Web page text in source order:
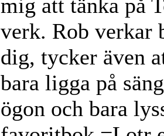
mig att tänka på
verk. Rob verkar
dig, tycker även
bara ligga på
ögon och bara